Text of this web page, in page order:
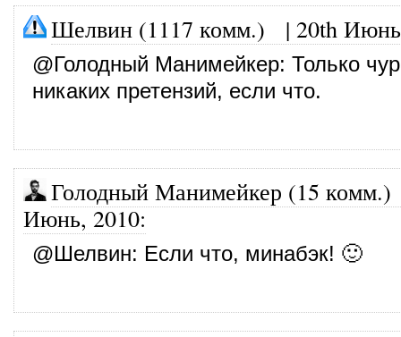
Шелвин (1117 комм.) | 20th
@Голодный Манимейкер: Только
никаких претензий, если что.
Голодный Манимейкер (15 комм.)
Июнь, 2010:
@Шелвин: Если что, минабэк! 🙂